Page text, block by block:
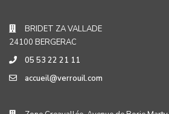
BRIDET ZA VALLADE
24100 BERGERAC
05 53 22 21 11
accueil@verrouil.com